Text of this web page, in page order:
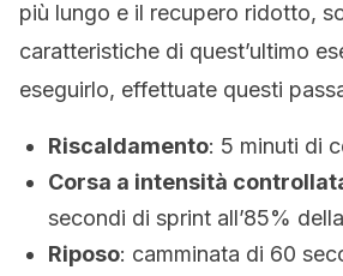
più lungo e il recupero ridotto,
caratteristiche di quest’ultimo
eseguirlo, effettuate questi
Riscaldamento: 5 minuti di
Corsa a intensità
secondi di sprint all’85%
Riposo: camminata di 60